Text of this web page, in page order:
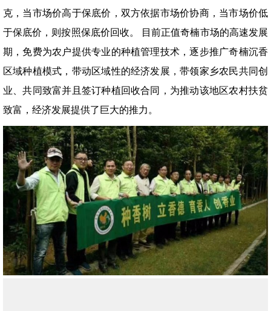
克，当市场价高于保底价，双方依据市场价协商，当市场价低
于保底价，则按照保底价回收。 目前正值奇楠市场的高速发展
期，免费为农户提供专业的种植管理技术，逐步推广奇楠沉香
区域种植模式，带动区域性的经济发展，带领家乡农民共同创
业、共同致富并且签订种植回收合同，为推动该地区农村扶贫
致富，经济发展提供了巨大的推力。